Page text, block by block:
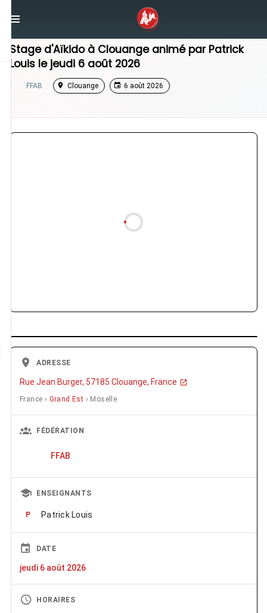
Stage d'Aïkido à Clouangeanimé par Patrick
Louis le jeudi 6 août 2026
FFAB Clouange 6 août 2026
ADRESSE
Rue Jean Burger, 57185 Clouange, France
France › Grand Est › Moselle
FÉDÉRATION
FFAB
ENSEIGNANTS
P Patrick Louis
DATE
jeudi 6 août 2026
HORAIRES